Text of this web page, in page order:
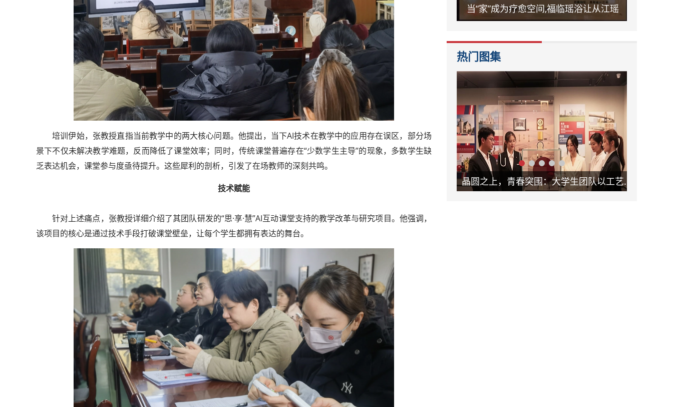
培训伊始，张教授直指当前教学中的两大核心问题。他提出，当下AI技术在教学中的应用存在误区，部分场
景下不仅未解决教学难题，反而降低了课堂效率；同时，传统课堂普遍存在“少数学生主导”的现象，多数学生缺
乏表达机会，课堂参与度亟待提升。这些犀利的剖析，引发了在场教师的深刻共鸣。
技术赋能
针对上述痛点，张教授详细介绍了其团队研发的“思·享·慧”AI互动课堂支持的教学改革与研究项目。他强调，
该项目的核心是通过技术手段打破课堂壁垒，让每个学生都拥有表达的舞台。
当“家”成为疗愈空间,福临瑶浴让从江瑶
热门图集
轻舟试验飞船发布首批科学与工程成果 晶圆之上，青春突围：大学生团队以工艺革新助力新未来 破局固废治理！怀德学子以 “泥能共生” 项目书写环保科创答卷